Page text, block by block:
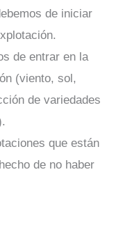
de iniciar
de entrar en la
(viento, sol,
de variedades
que están
de no haber